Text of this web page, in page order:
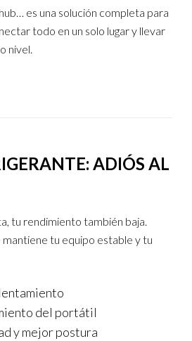
es una solución completa para
todo en un solo lugar y llevar
nivel.
ADIÓS AL
tu rendimiento también baja.
tu equipo estable y tu
del portátil
y mejor postura